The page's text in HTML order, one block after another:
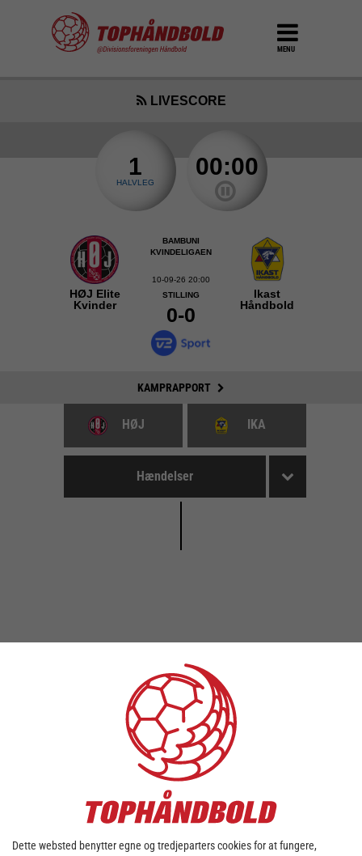
MENU
LIVESCORE
1
HALVLEG
00:00
HØJ Elite
Kvinder
BAMBUNI
KVINDELIGAEN
10-09-26 20:00
STILLING
0-0
Ikast
Håndbold
KAMPRAPPORT
HØJ IKA
Hændelser
Dette websted benytter egne og tredjeparters cookies for at fungere,